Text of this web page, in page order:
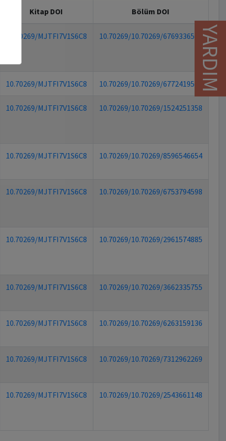
Kitap DOI Bölüm DOI
10.70269/MJTFI7V1S6C8 10.70269/10.70269/6769336562
10.70269/MJTFI7V1S6C8 10.70269/10.70269/6772419585
10.70269/MJTFI7V1S6C8 10.70269/10.70269/1524251358
10.70269/MJTFI7V1S6C8 10.70269/10.70269/8596546654
10.70269/MJTFI7V1S6C8 10.70269/10.70269/6753794598
10.70269/MJTFI7V1S6C8 10.70269/10.70269/2961574885
10.70269/MJTFI7V1S6C8 10.70269/10.70269/3662335755
10.70269/MJTFI7V1S6C8 10.70269/10.70269/6263159136
10.70269/MJTFI7V1S6C8 10.70269/10.70269/7312962269
10.70269/MJTFI7V1S6C8 10.70269/10.70269/2543661148
YARDIM